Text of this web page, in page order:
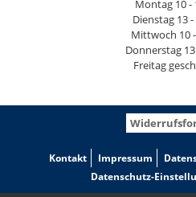
Montag 10 -
Dienstag 13
Mittwoch 10
Donnerstag
Freitag
Kontakt Impressum
Datenschutz-